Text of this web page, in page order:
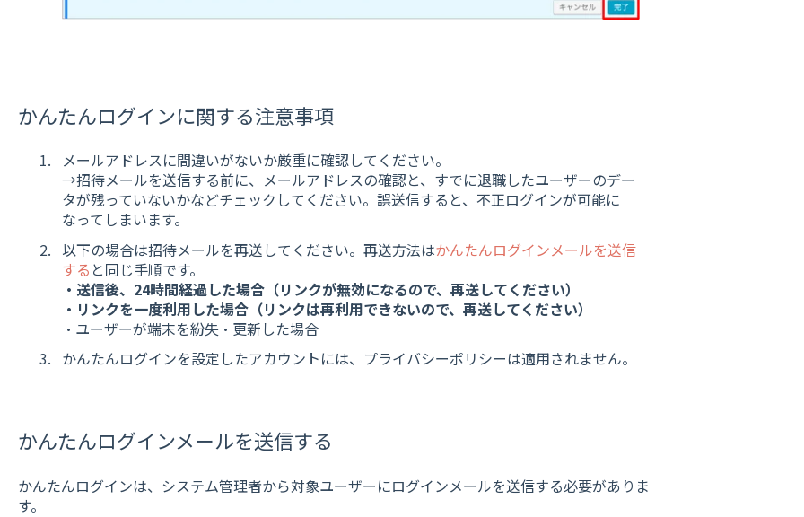
かんたんログインに関する注意事項
メールアドレスに間違いがないか厳重に確認してください。
→招待メールを送信する前に、メールアドレスの確認と、すでに退職したユーザーのデー
タが残っていないかなどチェックしてください。誤送信すると、不正ログインが可能に
なってしまいます。
以下の場合は招待メールを再送してください。再送方法はかんたんログインメールを送信
する と同じ手順です。
・送信後、24時間経過した場合（リンクが無効になるので、再送してください）
・リンクを一度利用した場合（リンクは再利用できないので、再送してください）
・ユーザーが端末を紛失・更新した場合
かんたんログインを設定したアカウントには、プライバシーポリシーは適用されません。
かんたんログインメールを送信する
かんたんログインは、システム管理者から対象ユーザーにログインメールを送信する必要がありま
す。